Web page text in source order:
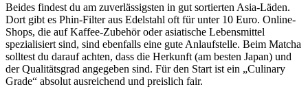
Beides findest du am zuverlässigsten in gut sortierten Asia-Läden.
Dort gibt es Phin-Filter aus Edelstahl oft für unter 10 Euro. Online-
Shops, die auf Kaffee-Zubehör oder asiatische Lebensmittel
spezialisiert sind, sind ebenfalls eine gute Anlaufstelle. Beim Matcha
solltest du darauf achten, dass die Herkunft (am besten Japan) und
der Qualitätsgrad angegeben sind. Für den Start ist ein „Culinary
Grade“ absolut ausreichend und preislich fair.